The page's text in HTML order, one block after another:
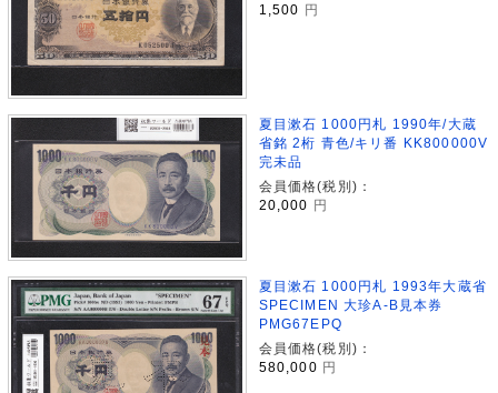
1,500 円
夏目漱石 1000円札 1990年/大蔵
省銘 2桁 青色/キリ番 KK800000V
完未品
会員価格(税別)：
20,000
円
夏目漱石 1000円札 1993年大蔵省
SPECIMEN 大珍A-B見本券
PMG67EPQ
会員価格(税別)：
580,000 円